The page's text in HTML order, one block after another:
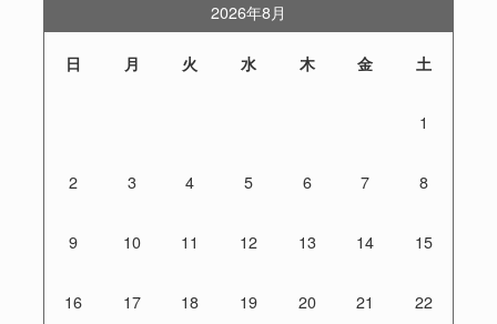
2026年8月
日 月 火 水 木 金 土
1
2 3 4 5 6 7 8
9 10 11 12 13 14 15
16 17 18 19 20 21 22